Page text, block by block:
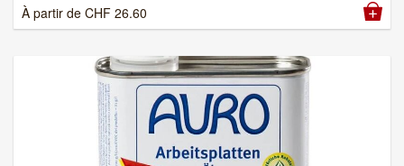
À partir de CHF 26.60